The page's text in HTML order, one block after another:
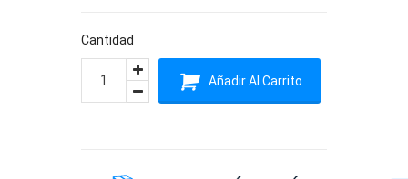
Cantidad
Añadir Al Carrito